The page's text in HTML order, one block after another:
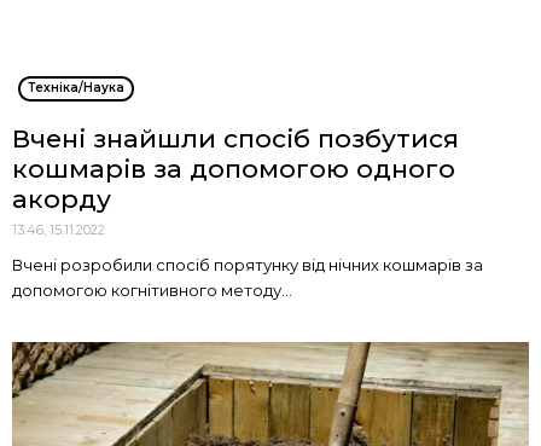
Техніка/Наука
Вчені знайшли спосіб позбутися
кошмарів за допомогою одного
акорду
13:46, 15.11.2022
Вчені розробили спосіб порятунку від нічних кошмарів за
допомогою когнітивного методу...